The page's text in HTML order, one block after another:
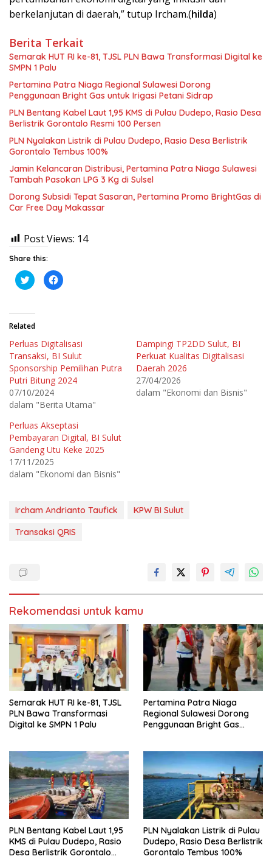
berkelanjutan di daerah,” tutup Ircham.(hilda)
Berita Terkait
Semarak HUT RI ke-81, TJSL PLN Bawa Transformasi Digital ke
SMPN 1 Palu
Pertamina Patra Niaga Regional Sulawesi Dorong
Penggunaan Bright Gas untuk Irigasi Petani Sidrap
PLN Bentang Kabel Laut 1,95 KMS di Pulau Dudepo, Rasio Desa
Berlistrik Gorontalo Resmi 100 Persen
PLN Nyalakan Listrik di Pulau Dudepo, Rasio Desa Berlistrik
Gorontalo Tembus 100%
Jamin Kelancaran Distribusi, Pertamina Patra Niaga Sulawesi
Tambah Pasokan LPG 3 Kg di Sulsel
Dorong Subsidi Tepat Sasaran, Pertamina Promo BrightGas di
Car Free Day Makassar
Post Views: 14
Share this:
K
l
n
u
b
r
b
a
g
p
a
d
T
w
i
t
t
e
r
(
u
d
a
a
n
b
a
r
u
)
K
l
m
e
m
b
a
g
a
n
i
F
a
c
e
o
e
m
k
e
a
y
n
g
b
a
r
u
)
Related
Perluas Digitalisasi
Transaksi, BI Sulut
Sponsorship Pemilihan Putra
Putri Bitung 2024
07/10/2024
dalam "Berita Utama"
Dampingi TP2DD Sulut, BI
Perkuat Kualitas Digitalisasi
Daerah 2026
27/04/2026
dalam "Ekonomi dan Bisnis"
Perluas Akseptasi
Pembayaran Digital, BI Sulut
Gandeng Utu Keke 2025
17/11/2025
dalam "Ekonomi dan Bisnis"
Ircham Andrianto Taufick
KPW BI Sulut
Transaksi QRIS
Rekomendasi untuk kamu
Semarak HUT RI ke-81, TJSL
PLN Bawa Transformasi
Digital ke SMPN 1 Palu
Pertamina Patra Niaga
Regional Sulawesi Dorong
Penggunaan Bright Gas
PLN Bentang Kabel Laut 1,95
KMS di Pulau Dudepo, Rasio
Desa Berlistrik Gorontalo
PLN Nyalakan Listrik di Pulau
Dudepo, Rasio Desa Berlistrik
Gorontalo Tembus 100%